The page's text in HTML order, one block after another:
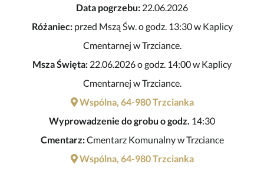
Data pogrzebu: 22.06.2026
Różaniec:przed Mszą Św. o godz. 13:30 w Kaplicy
Cmentarnej w Trzciance.
Msza Święta: 22.06.2026 o godz. 14:00 w Kaplicy
Cmentarnej w Trzciance.
Wspólna, 64-980 Trzcianka
Wyprowadzenie do grobu o godz. 14:30
Cmentarz:Cmentarz Komunalny w Trzciance
Wspólna, 64-980 Trzcianka